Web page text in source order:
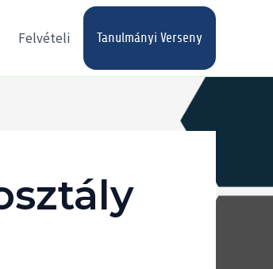
Felvételi Tanulmányi Verseny